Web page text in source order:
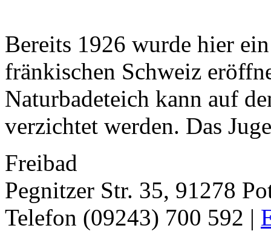
Bereits 1926 wurde hier
fränkischen Schweiz
Naturbadeteich kann auf
verzichtet werden. Das
Freibad
Pegnitzer Str. 35, 91278
Telefon (09243) 700 592 |